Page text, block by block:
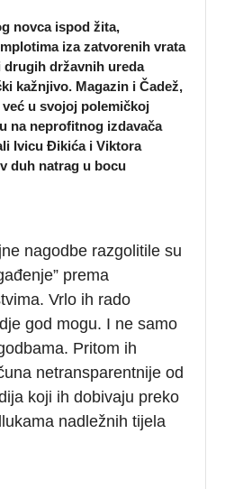
novca ispod žita,
iza zatvorenih vrata
državnih ureda
kažnjivo. Magazin i Čadež,
u svojoj polemičkoj
na neprofitnog izdavača
Ivicu Đikića i Viktora
duh natrag u bocu
nagodbe razgolitile su
prema
Vrlo ih rado
god mogu. I ne samo
Pritom ih
netransparentnije od
koji ih dobivaju preko
nadležnih tijela